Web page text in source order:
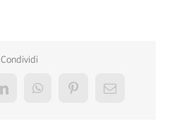
Condividi
LinkedInWhatsAppPinterestEmail